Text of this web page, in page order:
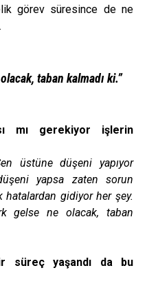
görev süresince de ne
taban kalmadı ki.”
mı gerekiyor işlerin
üstüne düşeni yapıyor
yapsa zaten sorun
gidiyor her şey.
gelse ne olacak, taban
süreç yaşandı da bu